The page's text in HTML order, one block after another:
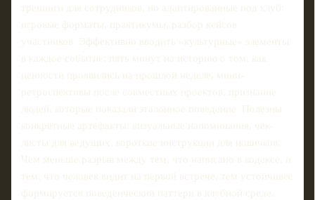
тренинги для сотрудников, но адаптированные под клуб:
игровые форматы, практикумы, разбор кейсов
участников. Эффективно вводить «культурные» элементы
в каждое событие: пять минут на историю о том, как
ценности проявились на прошлой неделе, мини-
ретроспективы после совместных проектов, признание
людей, которые показали эталонное поведение. Полезны
конкретные артефакты: визуальные напоминания, чек-
листы для ведущих, короткие инструкции для новичков.
Чем меньше разрыв между тем, что написано в кодексе, и
тем, что человек видит на первой встрече, тем устойчивее
формируется поведенческий паттерн в клубной среде.